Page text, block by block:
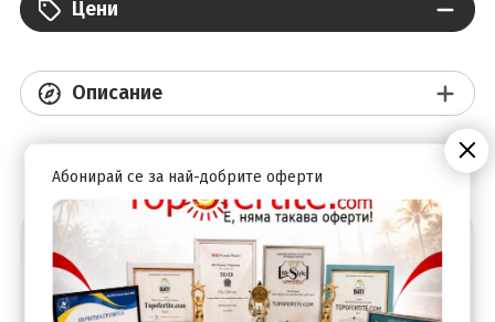
Цени
Описание
Абонирай се за най-добрите оферти
Абонирай се за най-добрите оферти